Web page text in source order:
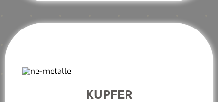
KUPFER